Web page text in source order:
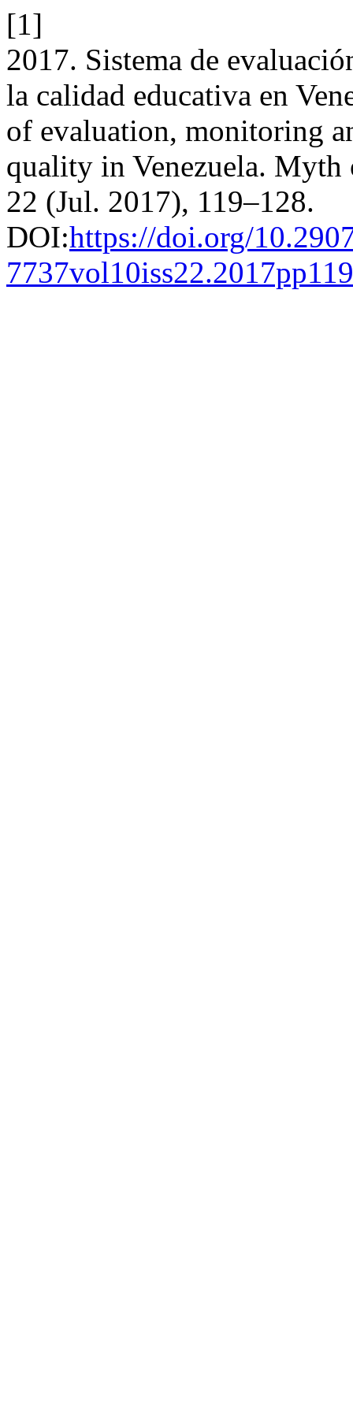
[1]
2017. Sistema de
la calidad educativa en
of evaluation, monitoring
quality in Venezuela.
22 (Jul. 2017), 119–128.
DOI:https://doi.org/